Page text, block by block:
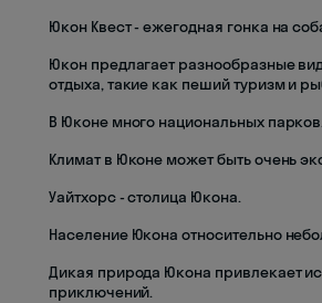
Юкон Квест - ежегодная гонка на
Юкон предлагает разнообразные
отдыха, такие как пеший туризм и
В Юконе много национальных
Климат в Юконе может быть очень
Уайтхорс - столица Юкона.
Население Юкона относительно
Дикая природа Юкона привлекает
приключений.